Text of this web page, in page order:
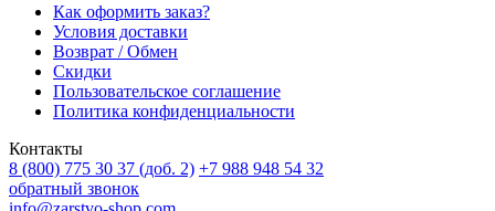
Как оформить заказ?
Условия доставки
Возврат / Обмен
Скидки
Пользовательское соглашение
Политика конфиденциальности
Контакты
8 (800) 775 30 37 (доб. 2) +7 988 948 54 32
обратный звонок